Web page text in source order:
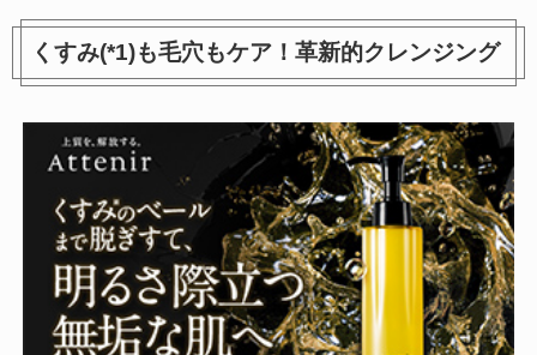
くすみ(*1)も毛穴もケア！革新的クレンジング